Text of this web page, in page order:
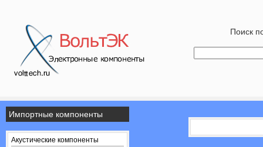
Поиск
Импортные компоненты
Акустические компоненты